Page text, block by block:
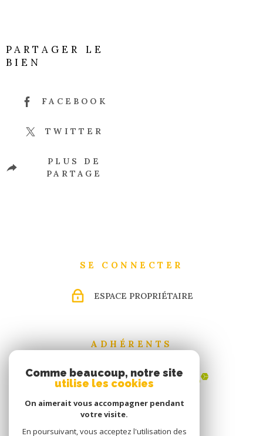
PARTAGER LE
BIEN
FACEBOOK
TWITTER
PLUS DE
PARTAGE
SE CONNECTER
ESPACE PROPRIÉTAIRE
ADHÉRENTS
Comme beaucoup, notre site
utilise les cookies
On aimerait vous accompagner pendant
votre visite.
En poursuivant, vous acceptez l'utilisation des